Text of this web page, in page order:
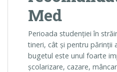
Med
Perioada studenției în
tineri, cât și pentru părinții
bugetul este unul foarte
școlarizare, cazare,